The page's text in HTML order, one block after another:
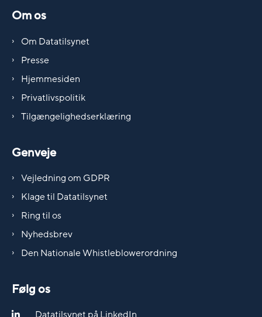
Om os
Om Datatilsynet
Presse
Hjemmesiden
Privatlivspolitik
Tilgængelighedserklæring
Genveje
Vejledning om GDPR
Klage til Datatilsynet
Ring til os
Nyhedsbrev
Den Nationale Whistleblowerordning
Følg os